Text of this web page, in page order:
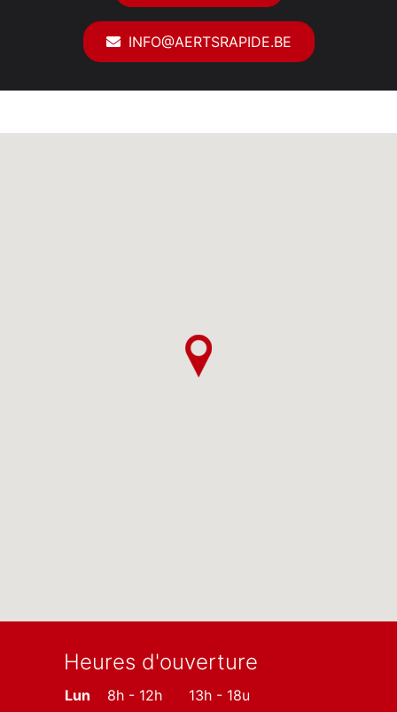
INFO@AERTSRAPIDE.BE
Heures d'ouverture
Lun 8h - 12h
13h - 18u